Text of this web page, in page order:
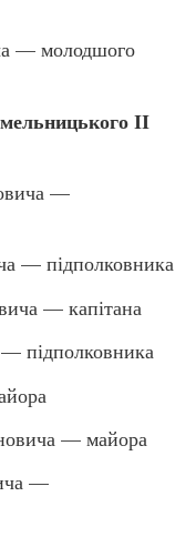
— молодшого
ІІ
—
— підполковника
— капітана
підполковника
— майора
—